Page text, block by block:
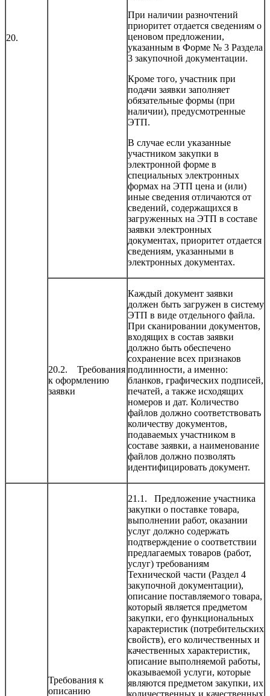
20.
При наличии разночтений
приоритет отдается сведениям о
ценовом предложении,
указанным в Форме № 3 Раздела
3 закупочной документации.
Кроме того, участник при
подачи заявки заполняет
обязательные формы (при
наличии), предусмотренные
ЭТП.
В случае если указанные
участником закупки в
электронной форме в
специальных электронных
формах на ЭТП цена и (или)
иные сведения отличаются от
сведений, содержащихся в
загруженных на ЭТП в составе
заявки электронных
документах, приоритет отдается
сведениям, указанными в
электронных документах.
20.2. Требования
к оформлению
заявки
Каждый документ заявки
должен быть загружен в систему
ЭТП в виде отдельного файла.
При сканировании документов,
входящих в состав заявки
должно быть обеспечено
сохранение всех признаков
подлинности, а именно:
бланков, графических подписей,
печатей, а также исходящих
номеров и дат. Количество
файлов должно соответствовать
количеству документов,
подаваемых участником в
составе заявки, а наименование
файлов должно позволять
идентифицировать документ.
Требования к
описанию
21.1. Предложение участника
закупки о поставке товара,
выполнении работ, оказании
услуг должно содержать
подтверждение о соответствии
предлагаемых товаров (работ,
услуг) требованиям
Технической части (Раздел 4
закупочной документации),
описание поставляемого товара,
который является предметом
закупки, его функциональных
характеристик (потребительских
свойств), его количественных и
качественных характеристик,
описание выполняемой работы,
оказываемой услуги, которые
являются предметом закупки, их
количественных и качественных